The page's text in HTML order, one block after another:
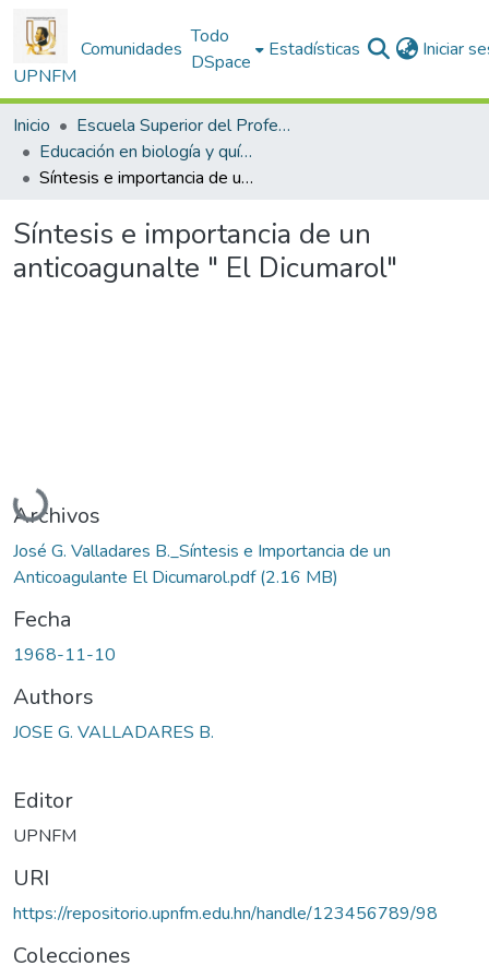
UPNFM
Comunidades
Todo
DSpace
Estadísticas Iniciar
Inicio
Escuela Superior del Profesorado
Educación en biología y química
Síntesis e importancia de un anticoagunalte " El Dicumarol"
Síntesis e importancia de un
anticoagunalte " El Dicumarol"
Cargando...
Archivos
José G. Valladares B._Síntesis e Importancia de un
Anticoagulante El Dicumarol.pdf(2.16 MB)
Fecha
1968-11-10
Authors
JOSE G. VALLADARES B.
Editor
UPNFM
URI
https://repositorio.upnfm.edu.hn/handle/123456789/98
Colecciones